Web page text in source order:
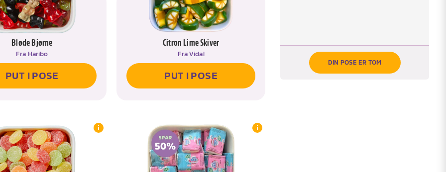
Bløde Bjørne
Fra Haribo
PUT I POSE
Citron Lime Skiver
FraVidal
PUT I POSE
DIN POSE ER TOM